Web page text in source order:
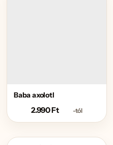
Baba axolotl
2.990Ft -tól